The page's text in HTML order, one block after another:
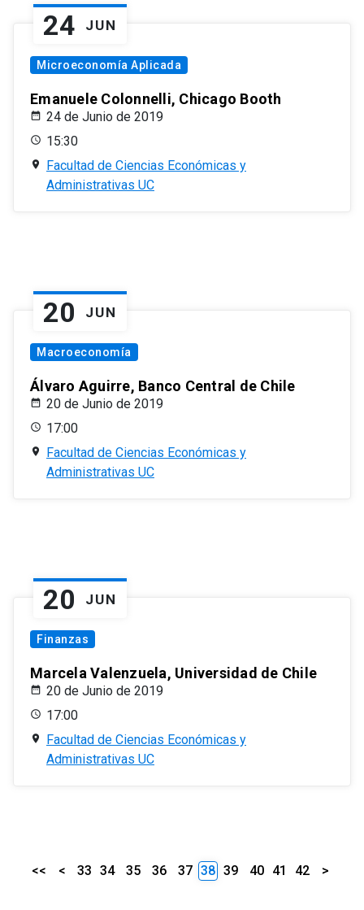
24 JUN
Microeconomía Aplicada
Emanuele Colonnelli, Chicago Booth
24 de Junio de 2019
15:30
Facultad de Ciencias Económicas y
Administrativas UC
20 JUN
Macroeconomía
Álvaro Aguirre, Banco Central de Chile
20 de Junio de 2019
17:00
Facultad de Ciencias Económicas y
Administrativas UC
20 JUN
Finanzas
Marcela Valenzuela, Universidad de Chile
20 de Junio de 2019
17:00
Facultad de Ciencias Económicas y
Administrativas UC
<< < 33 34 35 36 37 38 39 40 41 42 >